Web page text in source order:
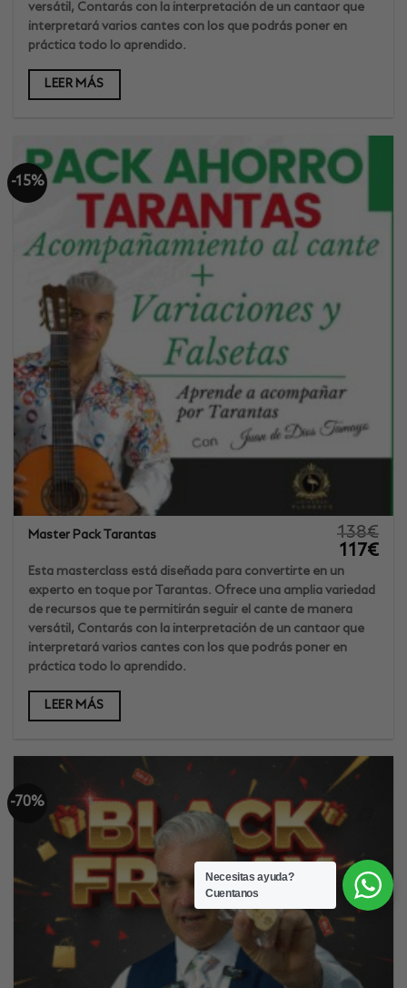
versátil, Contarás con la interpretación de un cantaor que
interpretará varios cantes con los que podrás poner en
práctica todo lo aprendido.
LEER MÁS
-15%
Master Pack Tarantas 138€
El
precio
original
era:
138€.
117€El
Esta masterclass está diseñada para convertirte en un
experto en toque por Tarantas. Ofrece una amplia variedad
de recursos que te permitirán seguir el cante de manera
versátil, Contarás con la interpretación de un cantaor que
interpretará varios cantes con los que podrás poner en
práctica todo lo aprendido.
LEER MÁS
-70%
Necesitas ayuda?
Cuentanos